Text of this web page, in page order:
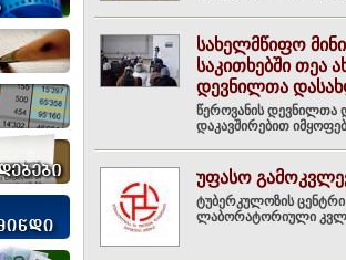
სახელმწიფო
საკითხებში თეა
დევნილთა
წეროვანის დევნილთა
დაკავშირებით
უფასო
ტუბერკულოზის
ლაბორატორიული